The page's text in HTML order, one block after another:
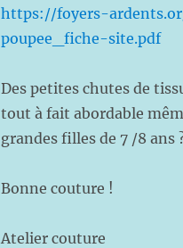
https://foyers-
poupee_fiche-site.pdf
Des petites chutes de
tout à fait abordable
grandes filles de 7 /8 ans
Bonne couture !
Atelier couture